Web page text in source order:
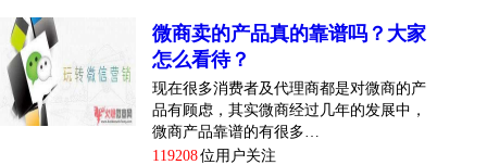
微商卖的产品真的靠谱吗？大家
怎么看待？
现在很多消费者及代理商都是对微商的产
品有顾虑，其实微商经过几年的发展中，
微商产品靠谱的有很多…
119208位用户关注